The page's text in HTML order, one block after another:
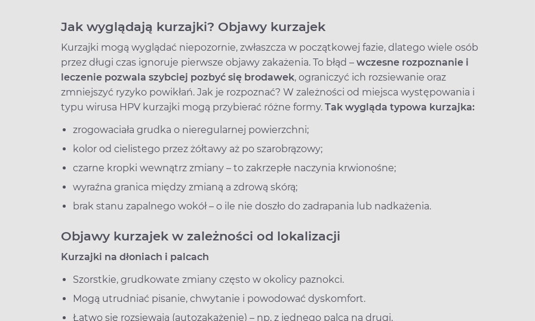
Jak wyglądają kurzajki? Objawy kurzajek
Kurzajki mogą wyglądać niepozornie, zwłaszcza w początkowej fazie, dlatego wiele osób
przez długi czas ignoruje pierwsze objawy zakażenia. To błąd – wczesne rozpoznanie i
leczenie pozwala szybciej pozbyć się brodawek, ograniczyć ich rozsiewanie oraz
zmniejszyć ryzyko powikłań. Jak je rozpoznać? W zależności od miejsca występowania i
typu wirusa HPV kurzajki mogą przybierać różne formy. Tak wygląda typowa kurzajka:
zrogowaciała grudka o nieregularnej powierzchni;
kolor od cielistego przez żółtawy aż po szarobrązowy;
czarne kropki wewnątrz zmiany – to zakrzepłe naczynia krwionośne;
wyraźna granica między zmianą a zdrową skórą;
brak stanu zapalnego wokół – o ile nie doszło do zadrapania lub nadkażenia.
Objawy kurzajek w zależności od lokalizacji
Kurzajki na dłoniach i palcach
Szorstkie, grudkowate zmiany często w okolicy paznokci.
Mogą utrudniać pisanie, chwytanie i powodować dyskomfort.
Łatwo się rozsiewają (autozakażenie) – np. z jednego palca na drugi.